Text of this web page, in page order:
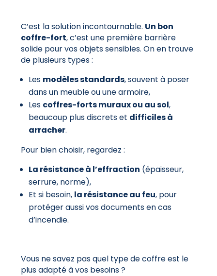
C’est la solution incontournable. Un bon
coffre-fort, c’est une première barrière
solide pour vos objets sensibles. On en trouve
de plusieurs types :
Les modèles standards, souvent à poser
dans un meuble ou une armoire,
Les coffres-forts muraux ou au sol,
beaucoup plus discrets et difficiles à
arracher.
Pour bien choisir, regardez :
La résistance à l’effraction (épaisseur,
serrure, norme),
Et si besoin, la résistance au feu, pour
protéger aussi vos documents en cas
d’incendie.
Vous ne savez pas quel type de coffre est le
plus adapté à vos besoins ?